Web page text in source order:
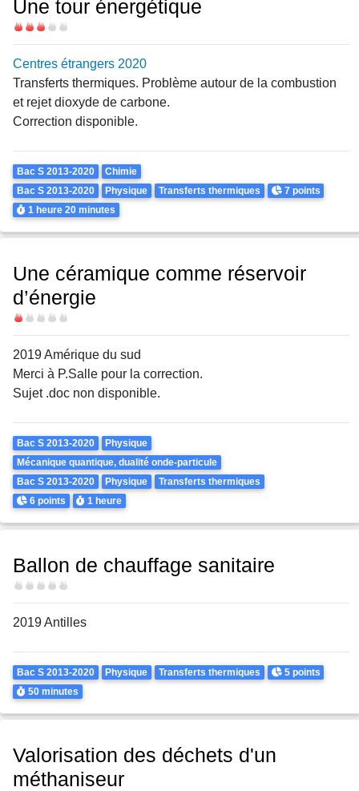
Une tour énergétique
Difficulté
Centres étrangers 2020
Transferts thermiques. Problème autour de la combustion
et rejet dioxyde de carbone.
Correction disponible.
Theme
Bac S 2013-2020
Chimie
Bac S 2013-2020
Physique Transferts thermiques Points
7 points
Durée
1 heure 20 minutes
Une céramique comme réservoir
d’énergie
Difficulté
2019 Amérique du sud
Merci à P.Salle pour la correction.
Sujet .doc non disponible.
Theme
Bac S 2013-2020
Physique
Mécanique quantique, dualité onde-particule
Bac S 2013-2020
Physique Transferts thermiques
Points
6 points Durée
1 heure
Ballon de chauffage sanitaire
Difficulté
2019 Antilles
Theme
Bac S 2013-2020 Physique Transferts thermiques Points
5 points
Durée
50 minutes
Valorisation des déchets d'un
méthaniseur